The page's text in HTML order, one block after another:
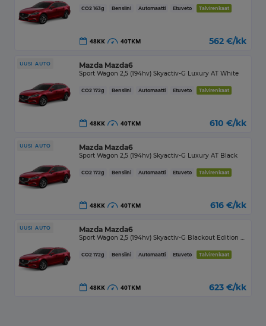
CO2 163g Bensiini Automaatti Etuveto Talvirenkaat
48KK 40TKM 562 €/kk
Mazda Mazda6
Sport Wagon 2,5 (194hv) Skyactiv-G Luxury AT White
CO2 172g Bensiini Automaatti Etuveto Talvirenkaat
48KK 40TKM 610 €/kk
UUSI AUTO
Mazda Mazda6
Sport Wagon 2,5 (194hv) Skyactiv-G Luxury AT Black
CO2 172g Bensiini Automaatti Etuveto Talvirenkaat
48KK 40TKM 616 €/kk
UUSI AUTO
Mazda Mazda6
Sport Wagon 2,5 (194hv) Skyactiv-G Blackout Edition AT
CO2 172g Bensiini Automaatti Etuveto Talvirenkaat
48KK 40TKM 623 €/kk
UUSI AUTO